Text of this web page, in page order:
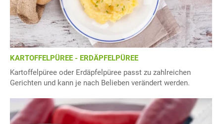
KARTOFFELPÜREE - ERDÄPFELPÜREE
Kartoffelpüree oder Erdäpfelpüree passt zu zahlreichen
Gerichten und kann je nach Belieben verändert werden.